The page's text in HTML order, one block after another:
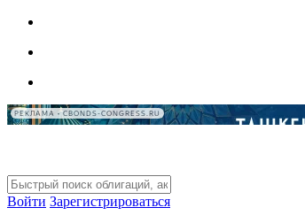
РЕКЛАМА • CBONDS-CONGRESS.RU
Войти Зарегистрироваться